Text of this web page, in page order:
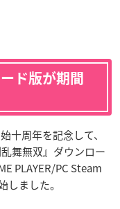
ド版が期間
十周年を記念して、
舞無双』ダウンロー
PLAYER/PC Steam
しました。